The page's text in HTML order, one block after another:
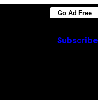
Go Ad Free
Subscribe